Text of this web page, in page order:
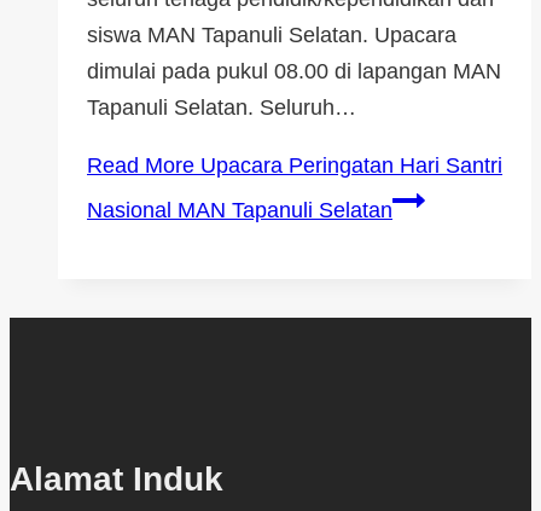
siswa MAN Tapanuli Selatan. Upacara
dimulai pada pukul 08.00 di lapangan MAN
Tapanuli Selatan. Seluruh…
Read More Upacara Peringatan Hari Santri
Nasional MAN Tapanuli Selatan
Alamat Induk